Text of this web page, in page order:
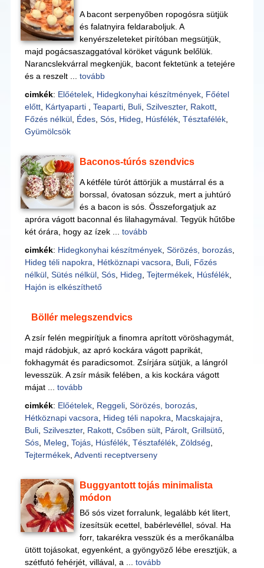
A bacont serpenyőben ropogósra sütjük
és falatnyira feldaraboljuk. A
kenyérszeleteket pirítóban megsütjük,
majd pogácsaszaggatóval köröket vágunk belőlük.
Narancslekvárral megkenjük, bacont fektetünk a tetejére
és a reszelt ... tovább
cimkék: Előételek, Hidegkonyhai készítmények, Főétel
előtt, Kártyaparti Teaparti, Buli, Szilveszter, Rakott,
Főzés nélkül, Édes, Sós, Hideg Húsfélék, Tésztafélék,
Gyümölcsök
Baconos-túrós szendvics
A kétféle túrót áttörjük a mustárral és a
borssal, óvatosan sózzuk, mert a juhtúró
és a bacon is sós. Összeforgatjuk az
apróra vágott baconnal és lilahagymával. Tegyük hűtőbe
két órára, hogy az ízek ... tovább
cimkék: Hidegkonyhai készítmények, Sörözés, borozás,
Hideg téli napokra
Hétköznapi vacsora Buli, Főzés
nélkül, Sütés nélkül, Sós, Hideg Tejtermékek, Húsfélék,
Hajón is elkészíthető
Böllér melegszendvics
A zsír felén megpirítjuk a finomra aprított vöröshagymát,
majd rádobjuk, az apró kockára vágott paprikát,
fokhagymát és paradicsomot. Zsírjára sütjük, a lángról
levesszük. A zsír másik felében, a kis kockára vágott
májat ... tovább
cimkék: Előételek, Reggeli, Sörözés, borozás,
Hétköznapi vacsora
Hideg téli napokra Macskajajra
Buli, Szilveszter, Rakott, Csőben sült, Párolt, Grillsütő,
Sós, Meleg Tojás, Húsfélék, Tésztafélék, Zöldség
Tejtermékek, Adventi receptverseny
Buggyantott tojás minimalista
módon
Bő sós vizet forralunk, legalább két litert,
ízesítsük ecettel, babérlevéllel, sóval. Ha
forr, takarékra vesszük és a merőkanálba
ütött tojásokat, egyenként, a gyöngyöző lébe eresztjük, a
szétfutó fehérjét, villával, a ... tovább